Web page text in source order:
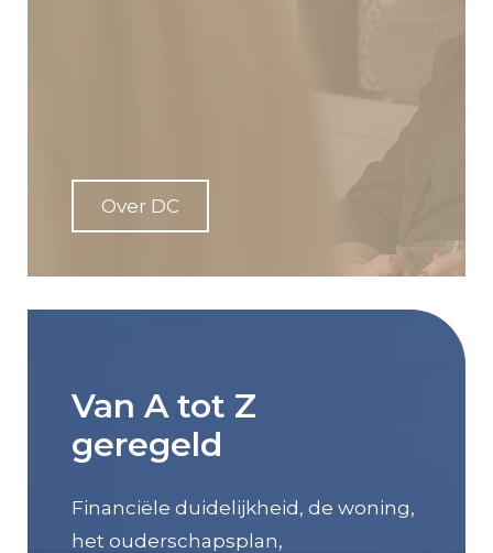
Over DC
Van A tot Z
geregeld
Financiële duidelijkheid, de woning,
het ouderschapsplan,